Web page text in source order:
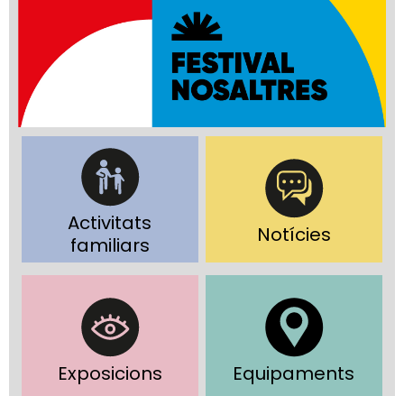
Activitats
familiars
Notícies
Exposicions Equipaments